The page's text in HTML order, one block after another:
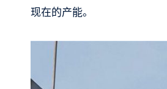
现在的产能。